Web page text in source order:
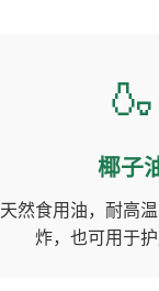
🍶
椰子
天然食用油，耐高
炸，也可用于护